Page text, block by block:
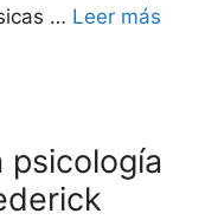
… Leer más
psicología